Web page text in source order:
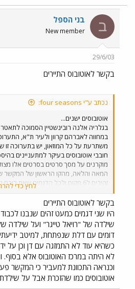
ב בני הספל
New member
29/6/03
בקשר לאוטובוס התיירים
נכתב ע"י four seasons:
אוטובוסים ישנים...
בגלריה אלנה רובינשטיין הסמוכה
במחווה לאברהם קרוון ולעיר ת"א,
משתרעת על כל המוזאון, יש בתערוכה זו
חובבי אוטובוסים בעיקר למתעניינים
מוקרנים על מסך סרטים בסרטים אלו
המאה והלאה, מהקו הראשון של המקשר
זהירים ל6 מקום ולכל הדגמים שאת
באוטובוס לילנד טייגר תיירותי עם
דלת נפתחת ידנית, היו עוד כאלה חוץ
לראות את דיגמי האוטובוסים בת"א, ת"א
גרביים. ב. על רצפת כל המוזאון דגם
מדרום לצפון וממערב למזרח, ממש
סונול שבבניה), אפשר לזהות ברמה של בית
מגורי), אפשר לראות את ציר איילון לכל
הרכבת הקיימות בעיר ת"א, תחנה
הכבישים והמחלפים. ג. בצילומים
שמראים רכבת שעוברת בתוך ת"א.
את העיר ואת ההיסטוריה התחבורתית
לחץ כדי
בקשר לאוטובוס התיירים
היו שני דגמים כמעט זהים שנבנו
שילדה של "רויאל טייגר" ועל שילדה
דומים עם דלת שנפתחת, למיטב ידיעתי
כשהיא עוד לא התמזגה עם דן וכן על
לא היתה במרכז האוטובוס אלא
וכנראה התכוונת למעביר כי המקשר
אוטובוסים כמו שהזכרת אבל על